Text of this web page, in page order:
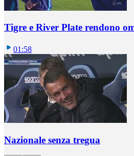
Tigre e River Plate rendono
01:58
Nazionale senza tregua